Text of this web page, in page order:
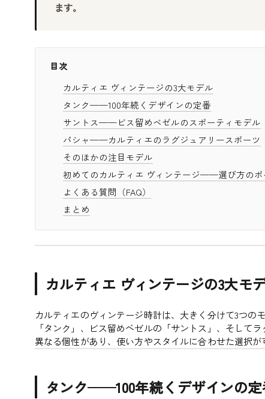
ます。
目次
カルティエ ヴィンテージの3大モデル
タンク——100年続くデザインの定番
サントス——ビス留めベゼルのスポーティモデル
パシャ——カルティエのラグジュアリースポーツ
そのほかの注目モデル
初めてのカルティエ ヴィンテージ——選び方のポ
よくある質問（FAQ）
まとめ
カルティエ ヴィンテージの3大モ
カルティエのヴィンテージ時計は、大きく分けて3つの
「タンク」、ビス留めベゼルの「サントス」、そして
異なる個性があり、使い方やスタイルに合わせた選択が
タンク——100年続くデザインの